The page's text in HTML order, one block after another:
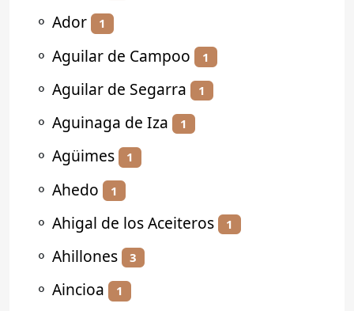
⚬ Ador 1
⚬ Aguilar de Campoo 1
⚬ Aguilar de Segarra 1
⚬ Aguinaga de Iza 1
⚬ Agüimes 1
⚬ Ahedo 1
⚬ Ahigal de los Aceiteros 1
⚬ Ahillones 3
⚬ Aincioa 1